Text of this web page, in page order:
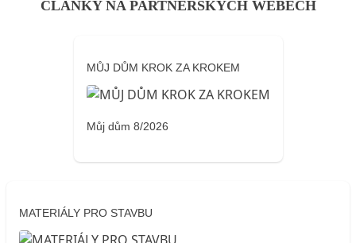
ČLÁNKY NA PARTNERSKÝCH WEBECH
MŮJ DŮM KROK ZA KROKEM
Můj dům 8/2026
MATERIÁLY PRO STAVBU